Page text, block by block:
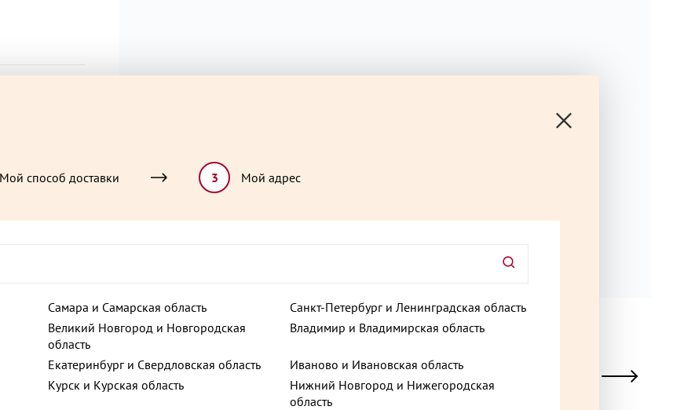
Мой способ доставки 3 Мой адрес
Самара и Самарская область
Санкт-Петербург и Ленинградская область
Великий Новгород и Новгородская
область
Владимир и Владимирская область
Екатеринбург и Свердловская область
Иваново и Ивановская область
Курск и Курская область
Нижний Новгород и Нижегородская
область